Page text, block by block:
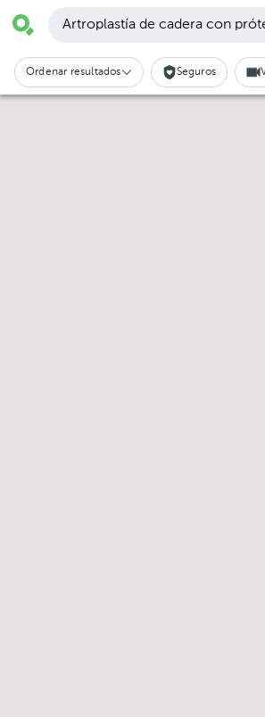
Artroplastía de cadera con
Ordenar resultados Seguros